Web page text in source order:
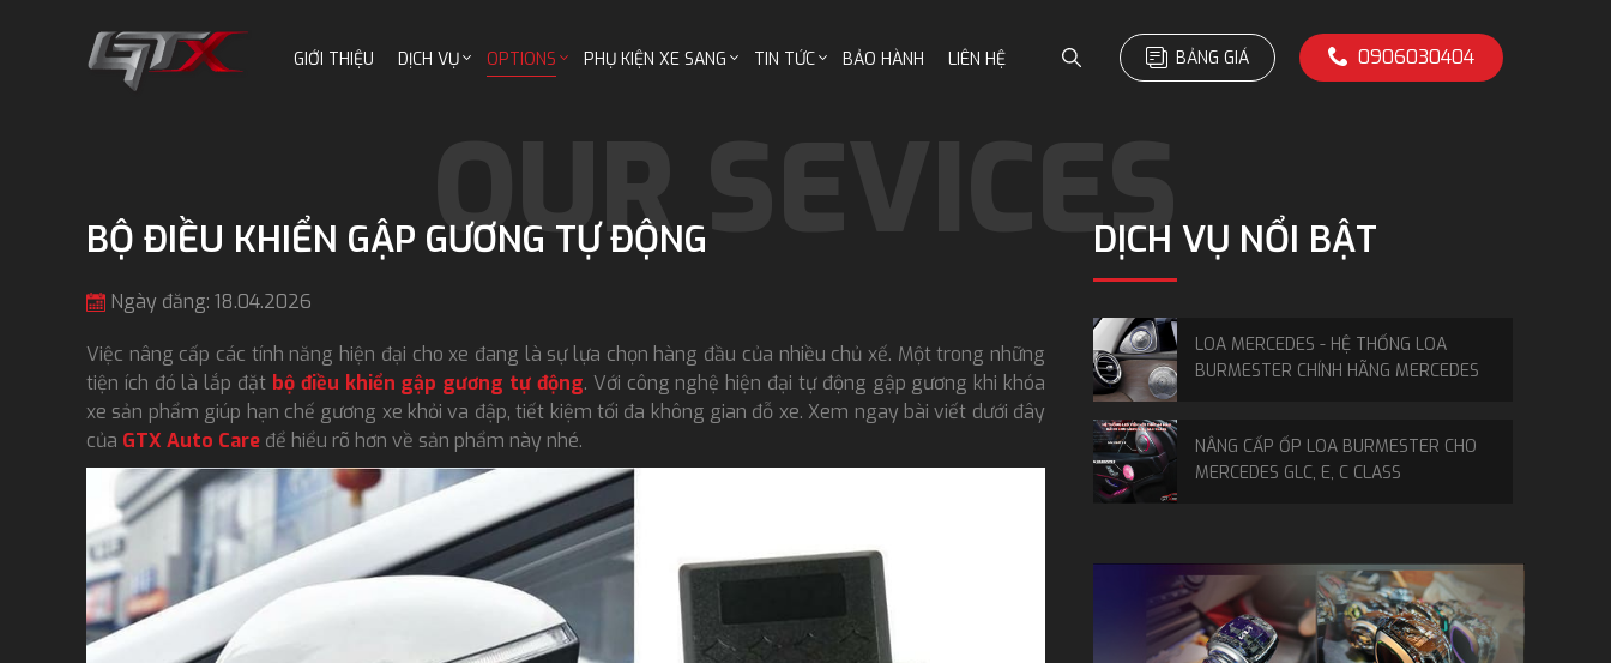
GIỚI THIỆU DỊCH VỤ OPTIONS PHỤ KIỆN XE SANG TIN TỨC BẢO HÀNH LIÊN HỆ BẢNG GIÁ 0906030404
BỘ ĐIỀU KHIỂN GẬP GƯƠNG TỰ ĐỘNG
Ngày đăng: 18.04.2026
Việc nâng cấp các tính năng hiện đại cho xe đang là sự lựa chọn hàng đầu của nhiều chủ xế. Một trong những
tiện ích đó là lắp đặt bộ điều khiển gập gương tự động. Với công nghệ hiện đại tự động gập gương khi khóa
xe sản phẩm giúp hạn chế gương xe khỏi va đập, tiết kiệm tối đa không gian đỗ xe. Xem ngay bài viết dưới đây
của GTX Auto Care để hiểu rõ hơn về sản phẩm này nhé.
DỊCH VỤ NỔI BẬT
LOA MERCEDES - HỆ THỐNG LOA
BURMESTER CHÍNH HÃNG MERCEDES
NÂNG CẤP ỐP LOA BURMESTER CHO
MERCEDES GLC, E, C CLASS